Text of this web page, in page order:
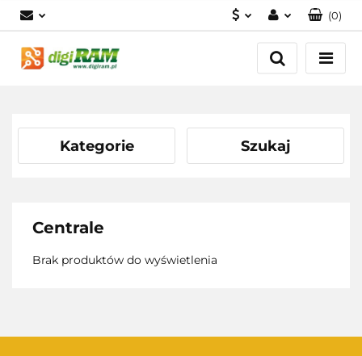
Zaloguj się
Zarejestruj się
(0)
Kategorie Szukaj
Centrale
Brak produktów do wyświetlenia